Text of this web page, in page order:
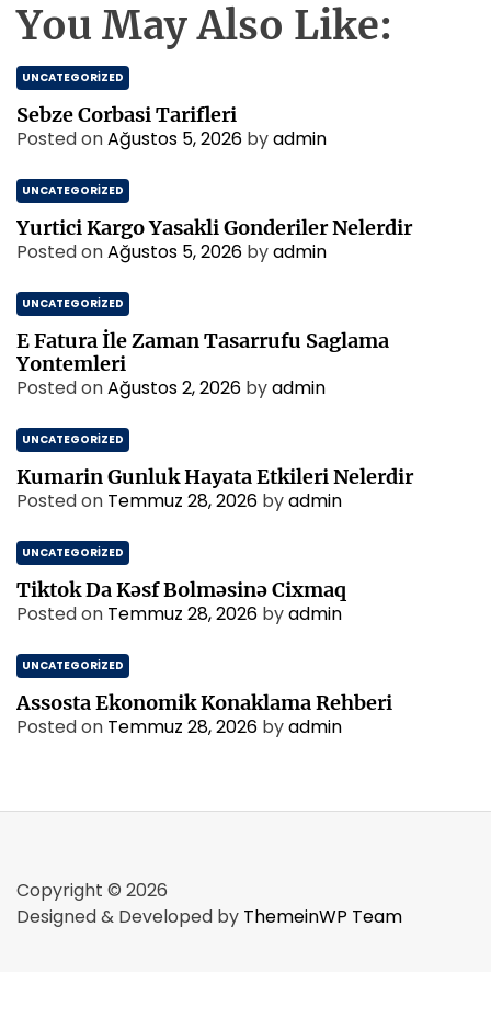
You May Also Like:
UNCATEGORIZED
Sebze Corbasi Tarifleri
Posted onAğustos 5, 2026 byadmin
UNCATEGORIZED
Yurtici Kargo Yasakli Gonderiler Nelerdir
Posted onAğustos 5, 2026 byadmin
UNCATEGORIZED
E Fatura İle Zaman Tasarrufu Saglama
Yontemleri
Posted onAğustos 2, 2026 byadmin
UNCATEGORIZED
Kumarin Gunluk Hayata Etkileri Nelerdir
Posted on Temmuz 28, 2026 byadmin
UNCATEGORIZED
Tiktok Da Kəsf Bolməsinə Cixmaq
Posted on Temmuz 28, 2026 byadmin
UNCATEGORIZED
Assosta Ekonomik Konaklama Rehberi
Posted on Temmuz 28, 2026 byadmin
Copyright © 2026
Designed & Developed by ThemeinWP Team